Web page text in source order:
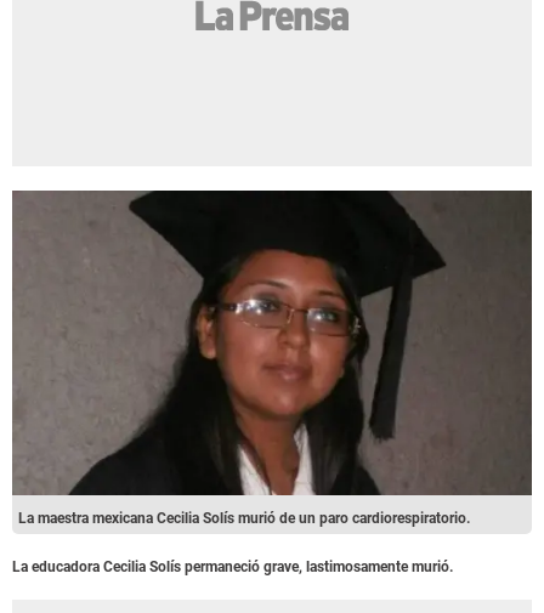
La maestra mexicana Cecilia Solís murió de un paro cardiorespiratorio.
La educadora Cecilia Solís permaneció grave, lastimosamente murió.